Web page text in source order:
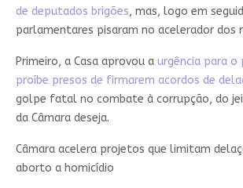
de deputados brigões, mas, logo em
parlamentares pisaram no acelerador dos
Primeiro, a Casa aprovou a urgência para o
proíbe presos de firmarem acordos de
golpe fatal no combate à corrupção, do
da Câmara deseja.
Câmara acelera projetos que limitam
aborto a homicídio